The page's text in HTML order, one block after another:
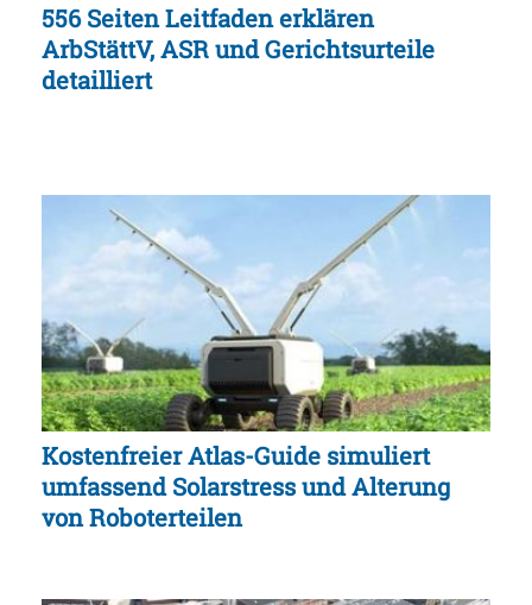
556 Seiten Leitfaden erklären
ArbStättV, ASR und Gerichtsurteile
detailliert
Kostenfreier Atlas-Guide simuliert
umfassend Solarstress und Alterung
von Roboterteilen